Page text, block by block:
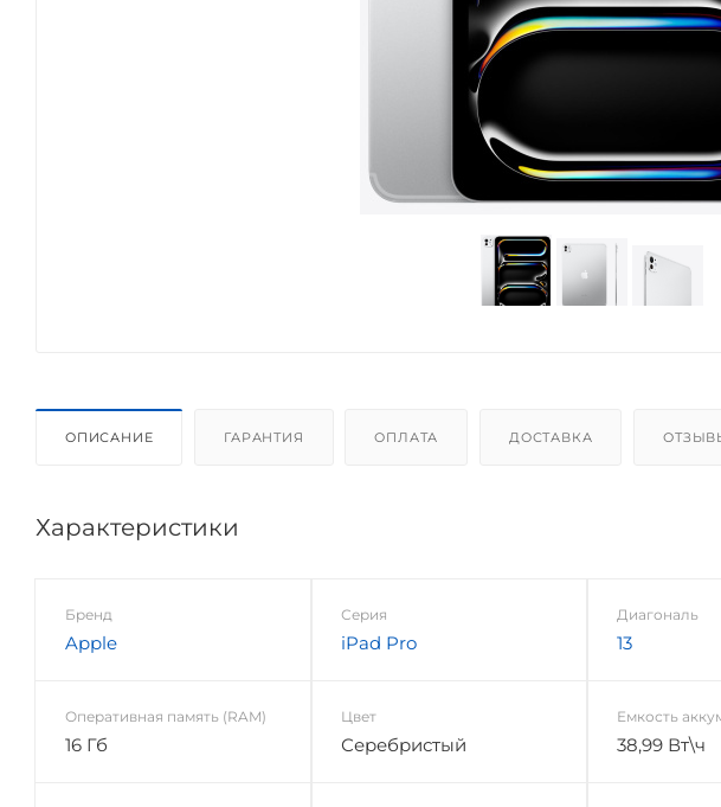
ОПИСАНИЕ ГАРАНТИЯ ОПЛАТА ДОСТАВКА
Характеристики
Бренд
Apple
Серия
iPad Pro
Диагональ
13
Оперативная память (RAM)
16 Гб
Цвет
Серебристый
Емкость
38,99 Вт\ч